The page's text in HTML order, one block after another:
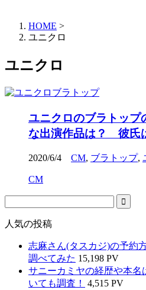
HOME >
ユニクロ
ユニクロ
ユニクロのブラトッ
な出演作品は？ 彼氏
2020/6/4 CM, ブラトップ,
CM
人気の投稿
志麻さん(タスカジ)の予約
調べてみた 15,198 PV
サニーカミヤの経歴や本名
いても調査！
4,515 PV